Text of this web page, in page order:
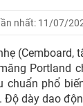
nhất: 11/07/
Portland
chuẩn phổ
Độ dày dao